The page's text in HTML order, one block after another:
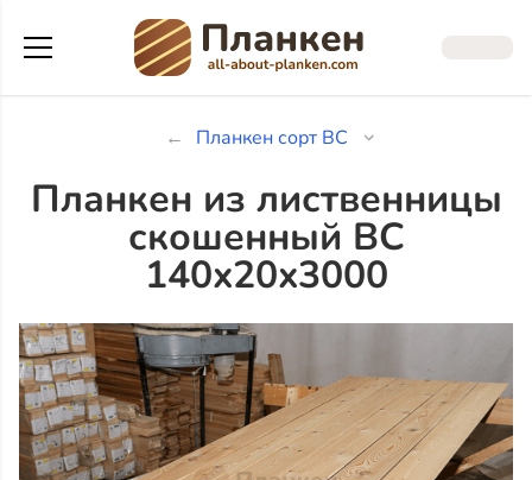
Планкен сорт ВС
Планкен из лиственницы
скошенный ВС
140x20x3000